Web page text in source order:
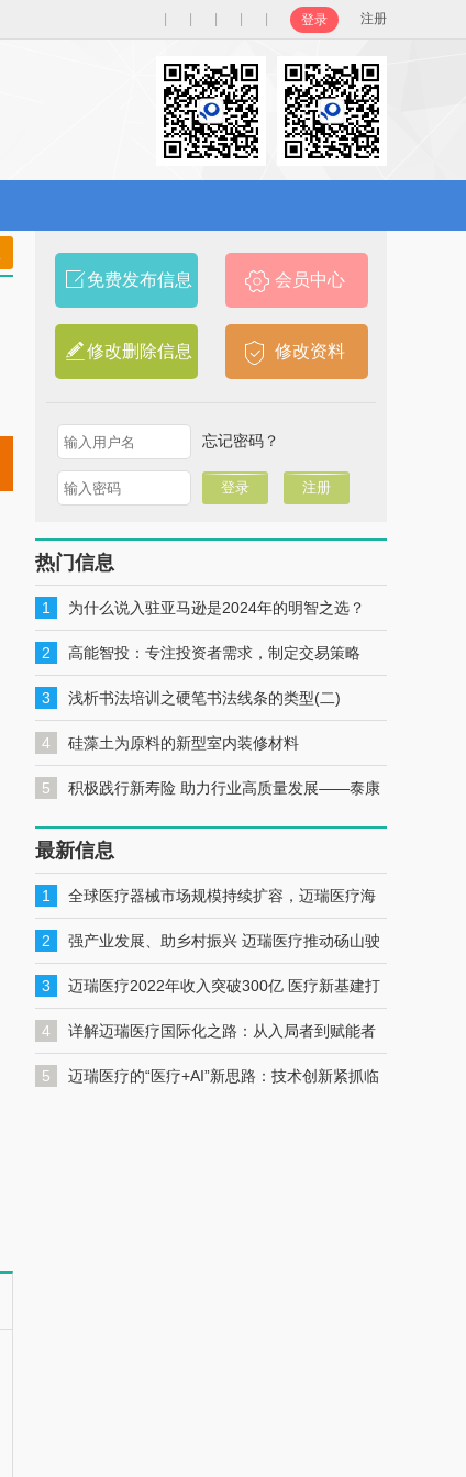
登录 注册
免费发布信息 会员中心
修改删除信息 修改资料
忘记密码？
热门信息
1 为什么说入驻亚马逊是2024年的明智之选？
2 高能智投：专注投资者需求，制定交易策略
3 浅析书法培训之硬笔书法线条的类型(二)
4 硅藻土为原料的新型室内装修材料
5 积极践行新寿险 助力行业高质量发展——泰康
人寿安徽分公司党委书记、总经理秦健
最新信息
1 全球医疗器械市场规模持续扩容，迈瑞医疗海
外布局明显加速
2 强产业发展、助乡村振兴 迈瑞医疗推动砀山驶
入发展“快车道”
3 迈瑞医疗2022年收入突破300亿 医疗新基建打
开增长空间
4 详解迈瑞医疗国际化之路：从入局者到赋能者
5 迈瑞医疗的“医疗+AI”新思路：技术创新紧抓临